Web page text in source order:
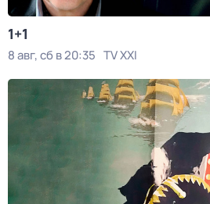
1+1
8 авг, сб в 20:35 TV XXI